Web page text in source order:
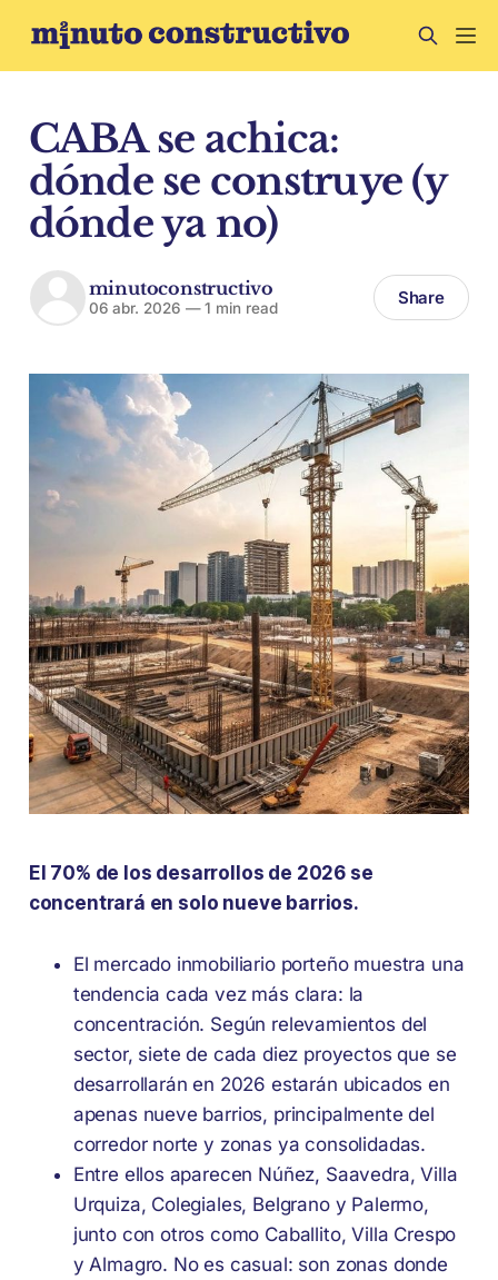
CABA se achica:
dónde se construye (y
dónde ya no)
minutoconstructivo
06 abr. 2026 —1 min read Share
El 70% de los desarrollos de 2026 se
concentrará en solo nueve barrios.
El mercado inmobiliario porteño muestra una
tendencia cada vez más clara: la
concentración. Según relevamientos del
sector, siete de cada diez proyectos que se
desarrollarán en 2026 estarán ubicados en
apenas nueve barrios, principalmente del
corredor norte y zonas ya consolidadas.
Entre ellos aparecen Núñez, Saavedra, Villa
Urquiza, Colegiales, Belgrano y Palermo,
junto con otros como Caballito, Villa Crespo
y Almagro. No es casual: son zonas donde